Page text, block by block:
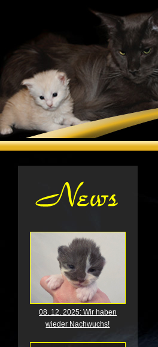
08. 12. 2025: Wir haben
wieder Nachwuchs!